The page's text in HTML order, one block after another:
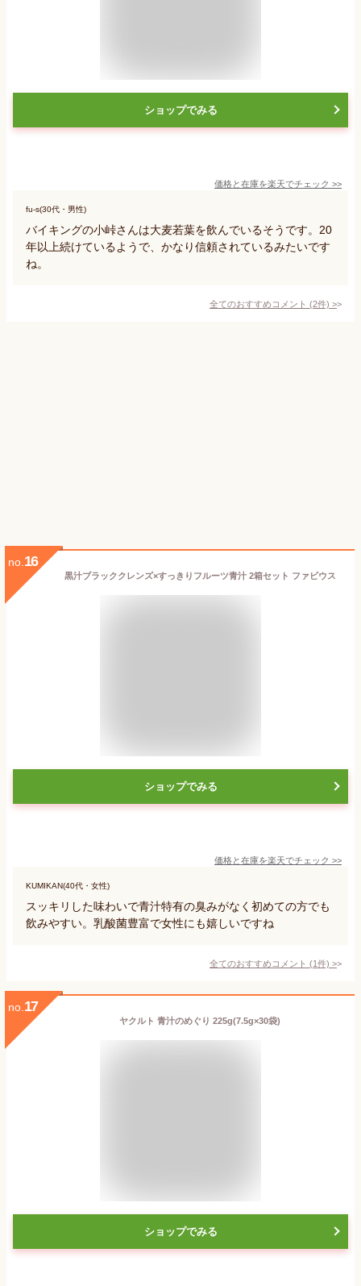
ショップでみる
価格と在庫を楽天でチェック >>
fu-s(30代・男性)
バイキングの小峠さんは大麦若葉を飲んでいるそうです。20
年以上続けているようで、かなり信頼されているみたいです
ね。
全てのおすすめコメント (2件) >
no. 16
黒汁ブラッククレンズ×すっきりフルーツ青汁 2箱セット ファビウス
ショップでみる
価格と在庫を楽天でチェック >>
KUMIKAN(40代・女性)
スッキリした味わいで青汁特有の臭みがなく初めての方でも
飲みやすい。乳酸菌豊富で女性にも嬉しいですね
全てのおすすめコメント (1件) >
no. 17
ヤクルト 青汁のめぐり 225g(7.5g×30袋)
ショップでみる